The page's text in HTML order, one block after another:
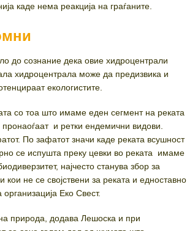
каде нема реакција на граѓаните.
до сознание дека овие хидроцентрали
хидроцентрала може да предизвика и
екологистите.
со тоа што имаме еден сегмент на реката
и ретки ендемични видови.
По зафатот значи каде реката всушност
се испушта преку цевки во реката имаме
најчесто станува збор за
не се својствени за реката и едноставно
Еко Свест.
природа, додава Лешоска и при